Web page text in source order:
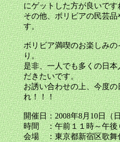
にゲットした方が良いです
その他、ボリビアの民芸
す。
ボリビア満喫のお楽しみ
り。
是非、一人でも多くの日
だきたいです。
お誘い合わせの上、今度
れ！！！
開催日：2008年8月10日（
時間 ：午前１１時～午後
会場 ：東京都新宿区歌